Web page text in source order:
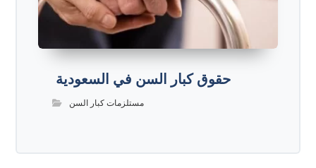
حقوق كبار السن في السعودية
مستلزمات كبار السن